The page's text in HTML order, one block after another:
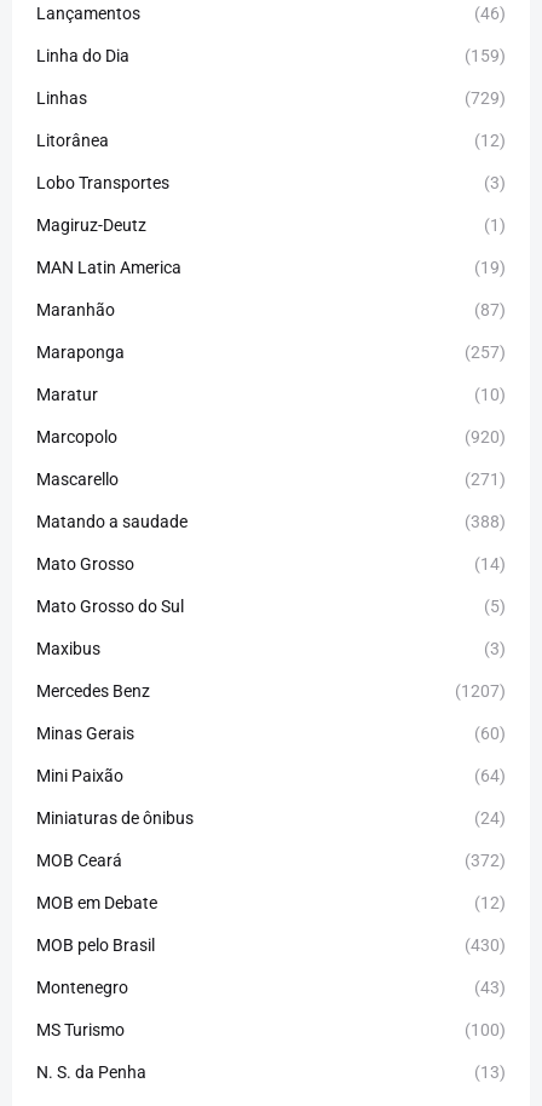
Lançamentos (46)
Linha do Dia (159)
Linhas (729)
Litorânea (12)
Lobo Transportes (3)
Magiruz-Deutz (1)
MAN Latin America (19)
Maranhão (87)
Maraponga (257)
Maratur (10)
Marcopolo (920)
Mascarello (271)
Matando a saudade (388)
Mato Grosso (14)
Mato Grosso do Sul (5)
Maxibus (3)
Mercedes Benz (1207)
Minas Gerais (60)
Mini Paixão (64)
Miniaturas de ônibus (24)
MOB Ceará (372)
MOB em Debate (12)
MOB pelo Brasil (430)
Montenegro (43)
MS Turismo (100)
N. S. da Penha (13)